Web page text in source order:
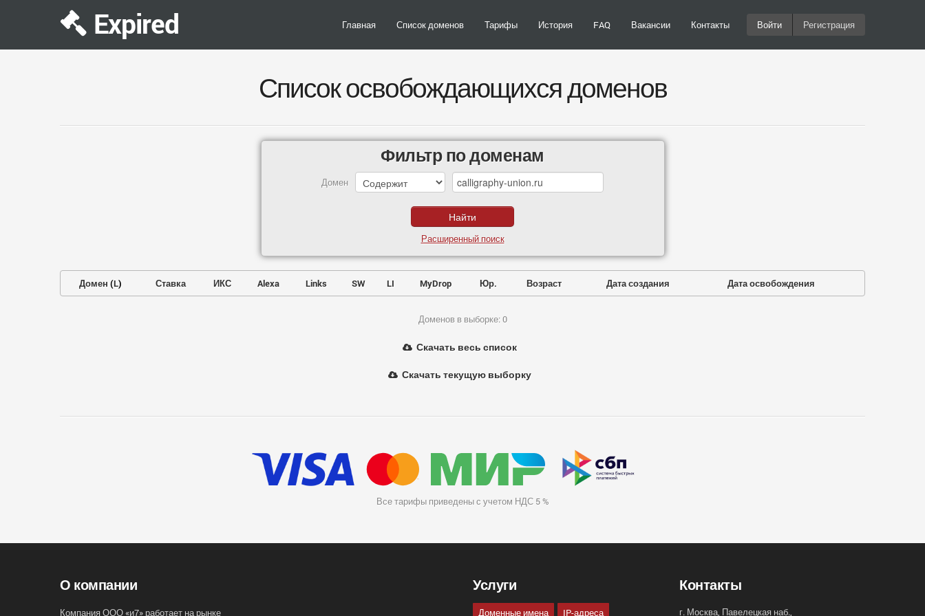
Expired Главная Список доменов Тарифы История FAQ Вакансии Контакты Войти Регистрация
Список освобождающихся доменов
Фильтр по доменам
Домен
Расширенный поиск
Домен (L) Ставка ИКС Alexa Links SW LI MyDrop Юр. Возраст Дата создания Дата освобождения
Доменов в выборке: 0
Скачать весь список
Скачать текущую выборку
Все тарифы приведены с учетом НДС 5 %
О компании
Компания ООО «и7» работает на рынке
Услуги
Доменные имена IP-адреса
Контакты
г. Москва, Павелецкая наб.,